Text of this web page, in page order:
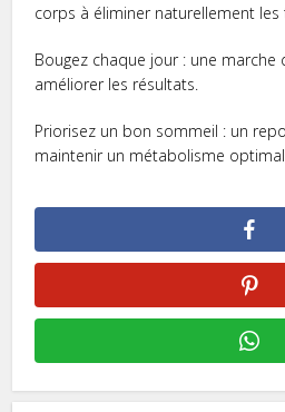
corps à éliminer naturellement les
Bougez chaque jour : une
améliorer les résultats.
Priorisez un bon sommeil : un
maintenir un métabolisme